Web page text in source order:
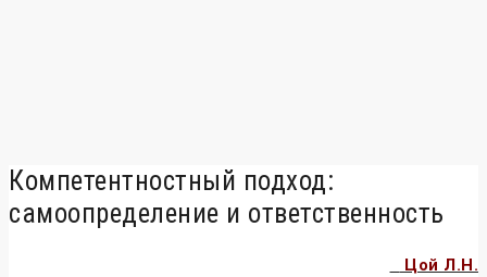
Компетентностный подход:
самоопределение и ответственность
Цой Л.Н.